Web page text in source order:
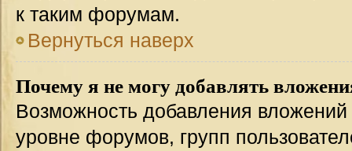
к таким форумам.
Вернуться наверх
Почему я не могу добавлять
Возможность добавления
уровне форумов, групп